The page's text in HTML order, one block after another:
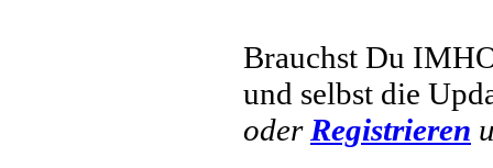
Brauchst Du
und selbst die
oder Registrieren